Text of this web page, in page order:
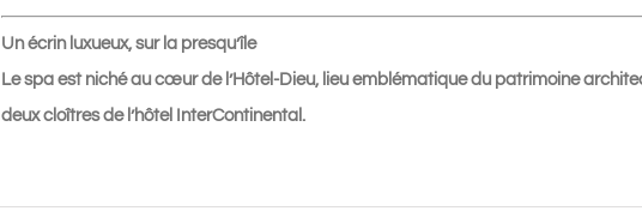
Grand
Un écrin luxueux, sur la presqu’île
Le spa est niché au cœur de l’Hôtel-Dieu, lieu emblématique du patrimoine
deux cloîtres de l’hôtel InterContinental.